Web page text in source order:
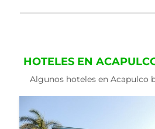
HOTELES EN
Algunos hoteles en Acapulco